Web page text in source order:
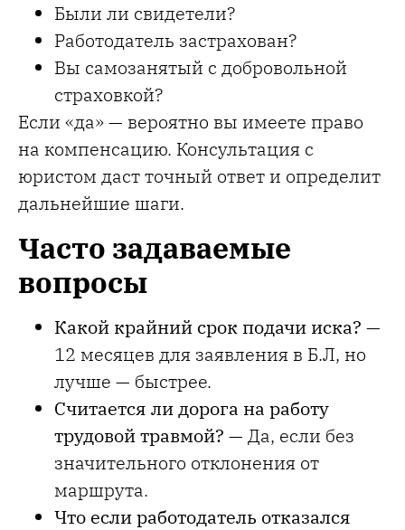
Были ли свидетели?
Работодатель застрахован?
Вы самозанятый с добровольной
страховкой?
Если «да» — вероятно вы имеете право
на компенсацию. Консультация с
юристом даст точный ответ и определит
дальнейшие шаги.
Часто задаваемые
вопросы
Какой крайний срок подачи иска? —
12 месяцев для заявления в Б.Л, но
лучше — быстрее.
Считается ли дорога на работу
трудовой травмой? — Да, если без
значительного отклонения от
маршрута.
Что если работодатель отказался